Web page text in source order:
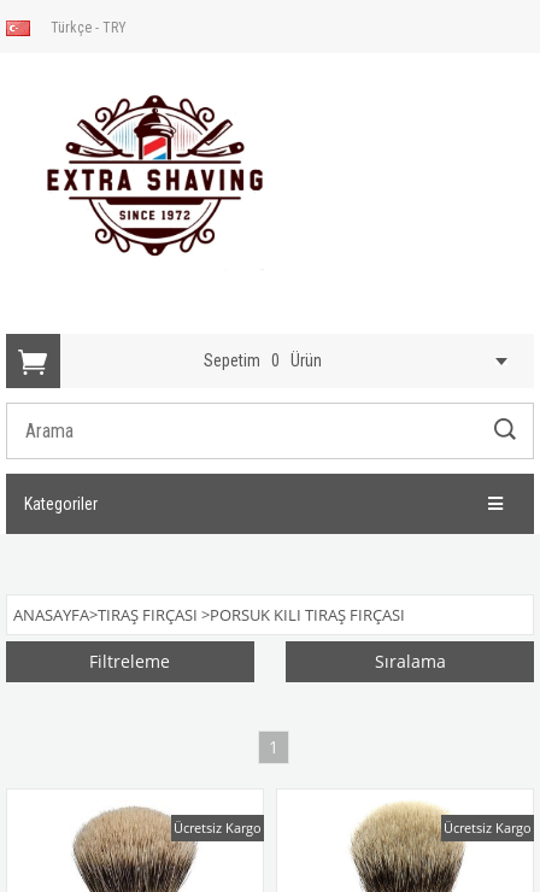
Türkçe - TRY
Sepetim 0 Ürün
Kategoriler
ANASAYFA>TIRAŞ FIRÇASI >PORSUK KILI TIRAŞ FIRÇASI
Filtreleme Sıralama
1
Ücretsiz Kargo Ücretsiz Kargo